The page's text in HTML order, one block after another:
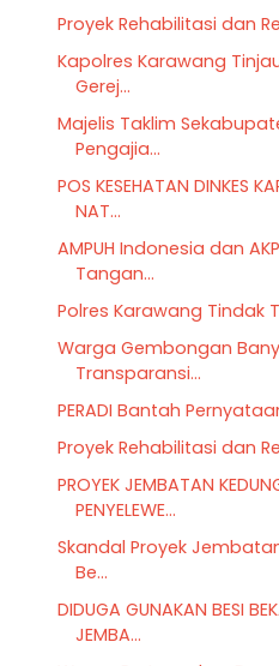
Proyek Rehabilitasi dan
Kapolres Karawang
Gerej...
Majelis Taklim
Pengajia...
POS KESEHATAN DINKES
NAT...
AMPUH Indonesia dan
Tangan...
Polres Karawang Tindak
Warga Gembongan
Transparansi...
PERADI Bantah
Proyek Rehabilitasi dan
PROYEK JEMBATAN
PENYELEWE...
Skandal Proyek
Be...
DIDUGA GUNAKAN BESI
JEMBA...